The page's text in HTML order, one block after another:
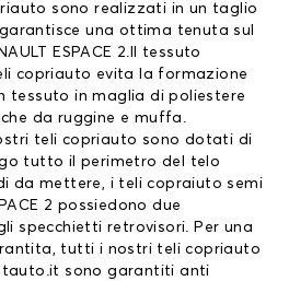
sono realizzati in un taglio
una ottima tenuta sul
ESPACE 2.Il tessuto
copriauto evita la formazione
tessuto in maglia di poliestere
da ruggine e muffa.
teli copriauto sono dotati di
tutto il perimetro del telo
da mettere, i teli copraiuto semi
2 possiedono due
specchietti retrovisori. Per una
tutti i nostri teli copriauto
sono garantiti anti